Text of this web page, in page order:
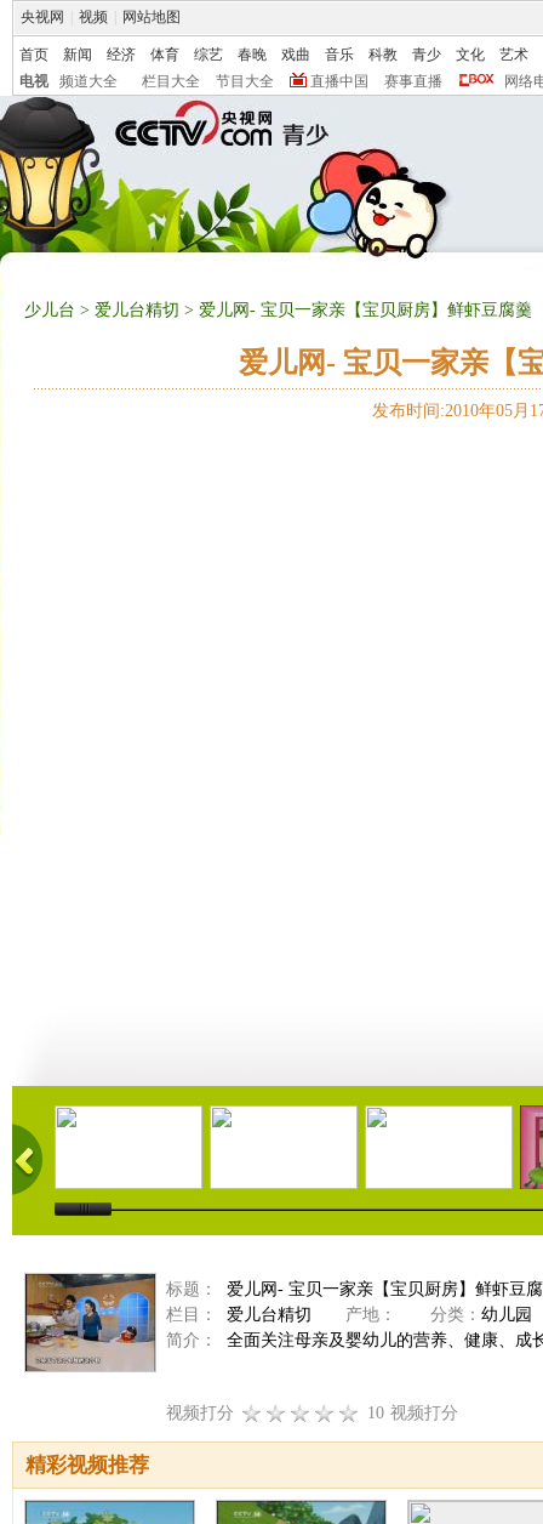
央视网 视频 网站地图
首页 新闻 经济 体育 综艺 春晚 戏曲 音乐 科教 青少 文化
艺术
电视
频道大全 栏目大全 节目大全 直播中国 赛事直播 网络
少儿台 > 爱儿台精切 > 爱儿网- 宝贝一家亲【宝贝厨房】鲜虾豆腐羹
爱儿网- 宝贝一家亲【
发布时间:2010年05月
21:58 01:43 02:58
标题：
爱儿网- 宝贝一家亲【宝贝厨房】鲜虾豆
栏目：
爱儿台精切 产地： 分类： 幼儿园
简介：
全面关注母亲及婴幼儿的营养、健康、成
视频打分 10 视频打分
精彩视频推荐